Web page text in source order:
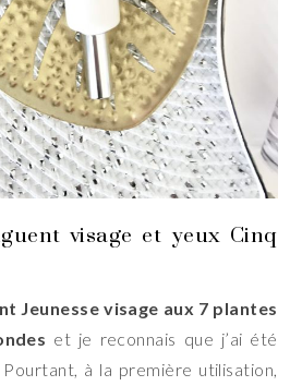
visage et yeux Cinq
Jeunesse visage aux 7 plantes
et je reconnais que j’ai été
à la première utilisation,